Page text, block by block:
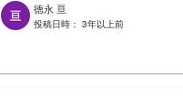
りします。 【 応募方法 】 ・簡単な自己紹介や実績をご提示ください。 ご質問がありましたら、
気軽にお問い合わせください。応募
徳永 亘
投稿日時： 3年以上前